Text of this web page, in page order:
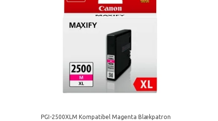
PGI-2500XLM Kompatibel Magenta Blækpatron